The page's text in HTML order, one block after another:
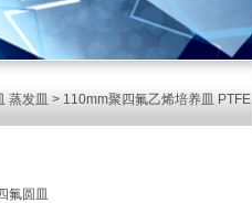
蒸发皿 > 110mm聚四氟乙烯培养皿 PTFE
氟圆皿